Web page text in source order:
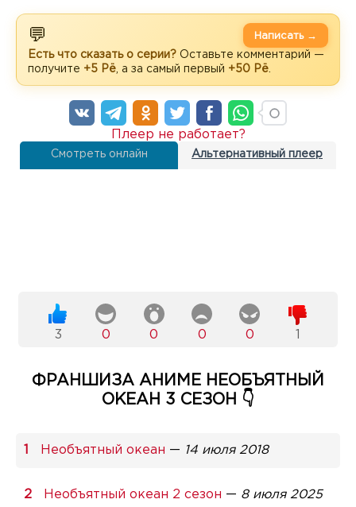
💬
Есть что сказать о серии? Оставьте комментарий —
получите +5 Рё , а за самый первый +50 Рё
Написать →
Смотреть онлайн Альтернативный плеер
Плеер не работает?
3 0 0 0 0
ФРАНШИЗА АНИМЕ НЕОБЪЯТНЫЙ
ОКЕАН 3 СЕЗОН 👇
Необъятный океан — 14 июля 2018
Необъятный океан 2 сезон — 8 июля 2025